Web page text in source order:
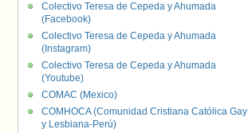
Colectivo Teresa de Cepeda y Ahumada
(Facebook)
Colectivo Teresa de Cepeda y Ahumada
(Instagram)
Colectivo Teresa de Cepeda y Ahumada
(Youtube)
COMAC (Mexico)
COMHOCA (Comunidad Cristiana Católica Gay
y Lesbiana-Perú)